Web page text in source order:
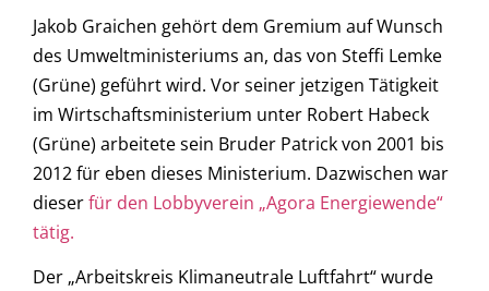
Jakob Graichen gehört dem Gremium auf Wunsch
des Umweltministeriums an, das von Steffi Lemke
(Grüne) geführt wird. Vor seiner jetzigen Tätigkeit
im Wirtschaftsministerium unter Robert Habeck
(Grüne) arbeitete sein Bruder Patrick von 2001 bis
2012 für eben dieses Ministerium. Dazwischen war
dieserfür den Lobbyverein „Agora Energiewende“
tätig.
Der „Arbeitskreis Klimaneutrale Luftfahrt“ wurde